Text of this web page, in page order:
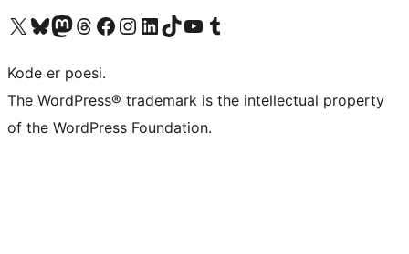
Besøg vores X (tidligere Twitter) konto
Besøg vores Bluesky-konto
Besøg vores Mastodon konto
Besøg vores Threads-konto
Besøg vores Facebook sideBesøg vores Instagram konto
Besøg vores LinkedIn konto
Besøg vores TikTok-konto
Besøg vores YouTube-kanalBesøg vores Tumblr-konto
Kode er poesi.
The WordPress® trademark is the intellectual property
of the WordPress Foundation.